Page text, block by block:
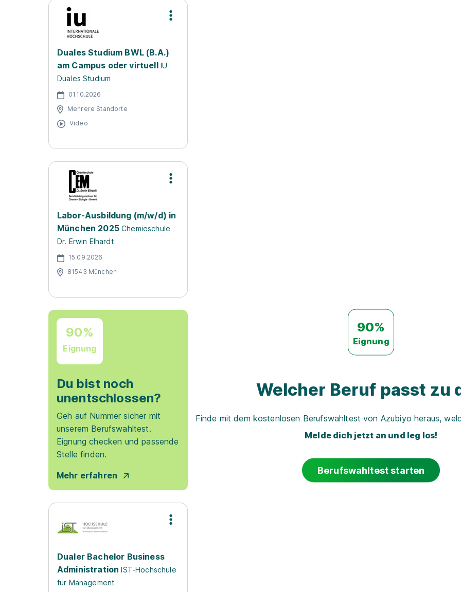
Duales Studium BWL (B.A.)
am Campus oder virtuell IU
Duales Studium
01.10.2026
Mehrere Standorte
Video
Labor-Ausbildung (m/w/d) in
München 2025 Chemieschule
Dr. Erwin Elhardt
15.09.2026
81543 München
90%
Eignung
Du bist noch
unentschlossen?
Geh auf Nummer sicher mit
unserem Berufswahltest.
Eignung checken und passende
Stelle finden.
Mehr erfahren
Dualer Bachelor Business
Administration IST-Hochschule
für Management
90%
Eignung
Welcher Beruf passt zu
Finde mit dem kostenlosen Berufswahltest von Azubiyo heraus,
Melde dich jetzt an und leg los!
Berufswahltest starten